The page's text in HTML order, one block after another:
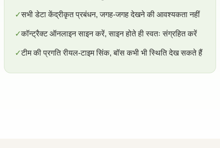
✓सभी डेटा केंद्रीकृत प्रबंधन, जगह-जगह देखने की आवश्यकता नहीं
✓कॉन्ट्रैक्ट ऑनलाइन साइन करें, साइन होते ही स्वतः संग्रहित करें
✓टीम की प्रगति रीयल-टाइम सिंक, बॉस कभी भी स्थिति देख सकते हैं